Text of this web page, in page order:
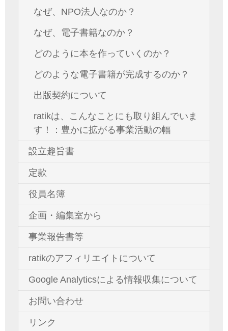
なぜ、NPO法人なのか？
なぜ、電子書籍なのか？
どのように本を作っていくのか？
どのような電子書籍が完成するのか？
出版契約について
ratikは、こんなことにも取り組んでいま
す！：豊かに拡がる事業活動の幅
設立趣旨書
定款
役員名簿
企画・編集室から
事業報告書等
ratikのアフィリエイトについて
Google Analyticsによる情報収集について
お問い合わせ
リンク